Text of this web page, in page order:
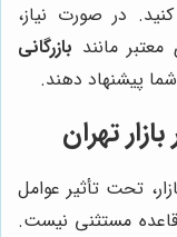
در صورت نیاز،
مانند بازرگانی
پیشنهاد دهند.
تهران
تحت تأثیر عوامل
قاعده مستثنی نیست.